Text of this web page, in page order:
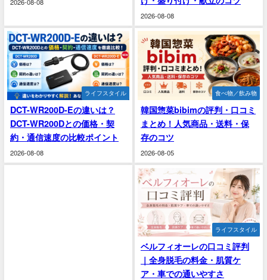
2026-08-08
2026-08-08
ライフスタイル
DCT-WR200D-Eの違いは？
DCT-WR200Dとの価格・契
約・通信速度の比較ポイント
2026-08-08
食べ物／飲み物
韓国惣菜bibimの評判・口コミ
まとめ！人気商品・送料・保
存のコツ
2026-08-05
ライフスタイル
ベルフィオーレの口コミ評判
｜全身脱毛の料金・肌質ケ
ア・車での通いやすさ